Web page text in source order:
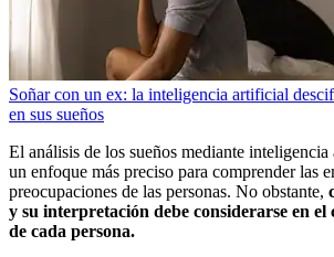
Soñar con un ex: la inteligencia artificial
en sus sueños
El análisis de los sueños mediante
un enfoque más preciso para comprender las
preocupaciones de las personas. No obstante,
y su interpretación debe considerarse en
de cada persona.